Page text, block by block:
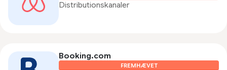
Distributionskanaler
Booking.com
FREMHÆVET